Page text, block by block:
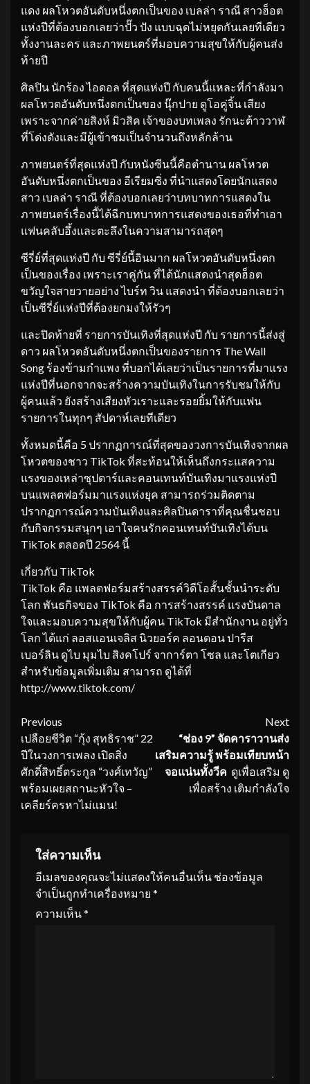
แดง ผลโหวตอันดับหนึ่งตกเป็นของ เบลล่า ราณี สาวฮ็อต
แห่งปีที่ต้องบอกเลยว่าปั๊ว ปัง แบบฉุดไม่หยุดกันเลยทีเดียว
ทั้งงานละคร และภาพยนตร์ที่มอบความสุขให้กับผู้คนส่ง
ท้ายปี
ศิลปิน นักร้อง ไอดอล ที่สุดแห่งปี กับคนนี้แหละที่กำลังมา
ผลโหวตอันดับหนึ่งตกเป็นของ นุ๊กปาย ดูโอคู่จิ้น เสียง
เพราะจากค่ายสิงห์ มิวสิค เจ้าของบทเพลง รักนะต้าววาฬ
ที่โด่งดังและมีผู้เข้าชมเป็นจำนวนถึงหลักล้าน
ภาพยนตร์ที่สุดแห่งปี กับหนังซีนนี้คือตำนาน ผลโหวต
อันดับหนึ่งตกเป็นของ อีเรียมซิ่ง ที่นำแสดงโดยนักแสดง
สาว เบลล่า ราณี ที่ต้องบอกเลยว่าบทบาทการแสดงใน
ภาพยนตร์เรื่องนี้ได้ฉีกบทบาทการแสดงของเธอที่ทำเอา
แฟนคลับอึ้งและตะลึงในความสามารถสุดๆ
ซีรี่ย์ที่สุดแห่งปี กับ ซีรี่ย์นี้อินมาก ผลโหวตอันดับหนึ่งตก
เป็นของเรื่อง เพราะเราคู่กัน ที่ได้นักแสดงนำสุดฮ็อต
ขวัญใจสายวายอย่าง ไบร์ท วิน แสดงนำ ที่ต้องบอกเลยว่า
เป็นซีรี่ย์แห่งปีที่ต้องยกมงให้รัวๆ
และปิดท้ายที่ รายการบันเทิงที่สุดแห่งปี กับ รายการนี้ส่งสู่
ดาว ผลโหวตอันดับหนึ่งตกเป็นของรายการ The Wall
Song ร้องข้ามกำแพง ที่บอกได้เลยว่าเป็นรายการที่มาแรง
แห่งปีที่นอกจากจะสร้างความบันเทิงในการรับชมให้กับ
ผู้คนแล้ว ยังสร้างเสียงหัวเราะและรอยยิ้มให้กับแฟน
รายการในทุกๆ สัปดาห์เลยทีเดียว
ทั้งหมดนี้คือ 5 ปรากฏการณ์ที่สุดของวงการบันเทิงจากผล
โหวตของชาว TikTok ที่สะท้อนให้เห็นถึงกระแสความ
แรงของเหล่าซุปตาร์และคอนเทนท์บันเทิงมาแรงแห่งปี
บนแพลตฟอร์มมาแรงแห่งยุค สามารถร่วมติดตาม
ปรากฏการณ์ความบันเทิงและศิลปินดาราที่คุณชื่นชอบ
กับกิจกรรมสนุกๆ เอาใจคนรักคอนเทนท์บันเทิงได้บน
TikTok ตลอดปี 2564 นี้
เกี่ยวกับ TikTok
TikTok คือ แพลตฟอร์มสร้างสรรค์วิดีโอสั้นชั้นนำระดับ
โลก พันธกิจของ TikTok คือ การสร้างสรรค์ แรงบันดาล
ใจและมอบความสุขให้กับผู้คน TikTok มีสำนักงาน อยู่ทั่ว
โลก ได้แก่ ลอสแอนเจลิส นิวยอร์ค ลอนดอน ปารีส
เบอร์ลิน ดูไบ มุมไบ สิงคโปร์ จาการ์ตา โซล และโตเกียว
สำหรับข้อมูลเพิ่มเติม สามารถ ดูได้ที่
http://www.tiktok.com/
Continue
Reading
Previous
เปลือยชีวิต “กุ้ง สุทธิราช” 22
ปีในวงการเพลง เปิดสิ่ง
ศักดิ์สิทธิ์ตระกูล “วงศ์เทวัญ”
พร้อมเผยสถานะหัวใจ –
เคลียร์ครหาไม่แมน!
Next
“ช่อง 9” จัดคาราวานส่ง
เสริมความรู้ พร้อมเทียบหน้า
จอแน่นทั้งวีค ดูเพื่อเสริม ดู
เพื่อสร้าง เติมกำลังใจ
ใส่ความเห็น
อีเมลของคุณจะไม่แสดงให้คนอื่นเห็น ช่องข้อมูล
จำเป็นถูกทำเครื่องหมาย *
ความเห็น*